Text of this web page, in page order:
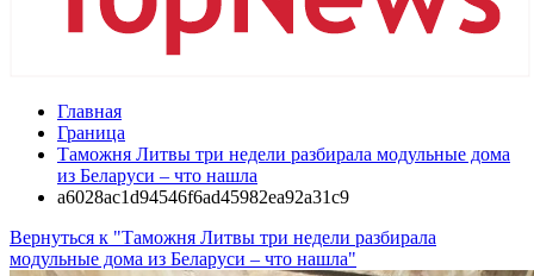
Главная
Граница
Таможня Литвы три недели разбирала модульные дома
из Беларуси – что нашла
a6028ac1d94546f6ad45982ea92a31c9
Вернуться к "Таможня Литвы три недели разбирала
модульные дома из Беларуси – что нашла"